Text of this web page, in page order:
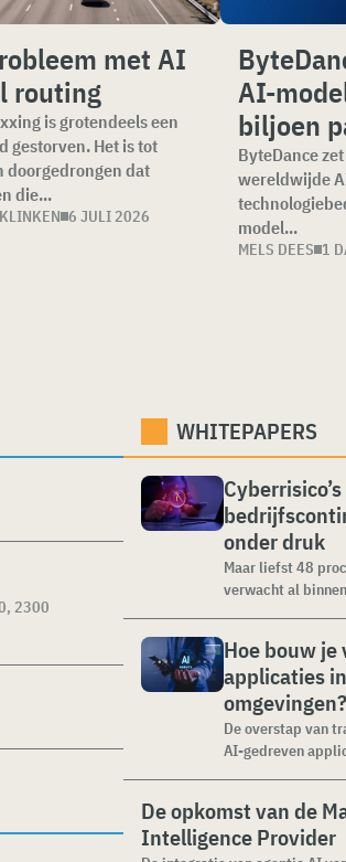
met AI
routing
is grotendeels een
gestorven. Het is tot
doorgedrongen dat
die...
6 JULI 2026
AI-
biljoen
ByteDance
wereldwijde
model...
MELS DEES 1
2300
WHITEPAPERS
onder druk
Maar liefst 48
verwacht al
Hoe bouw
applicaties
omgevingen?
De overstap van
AI-gedreven
De opkomst van de
Intelligence Provider